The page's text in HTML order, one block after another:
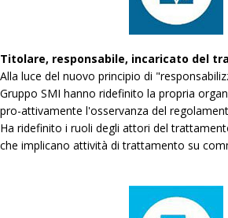
Titolare, responsabile, incaricato del
Alla luce del nuovo principio di
Gruppo SMI hanno ridefinito la propria
pro-attivamente l'osservanza del
Ha ridefinito i ruoli degli attori del
che implicano attività di trattamento su